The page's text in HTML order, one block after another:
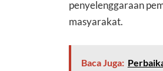
penyelenggaraan
masyarakat.
Baca Juga: